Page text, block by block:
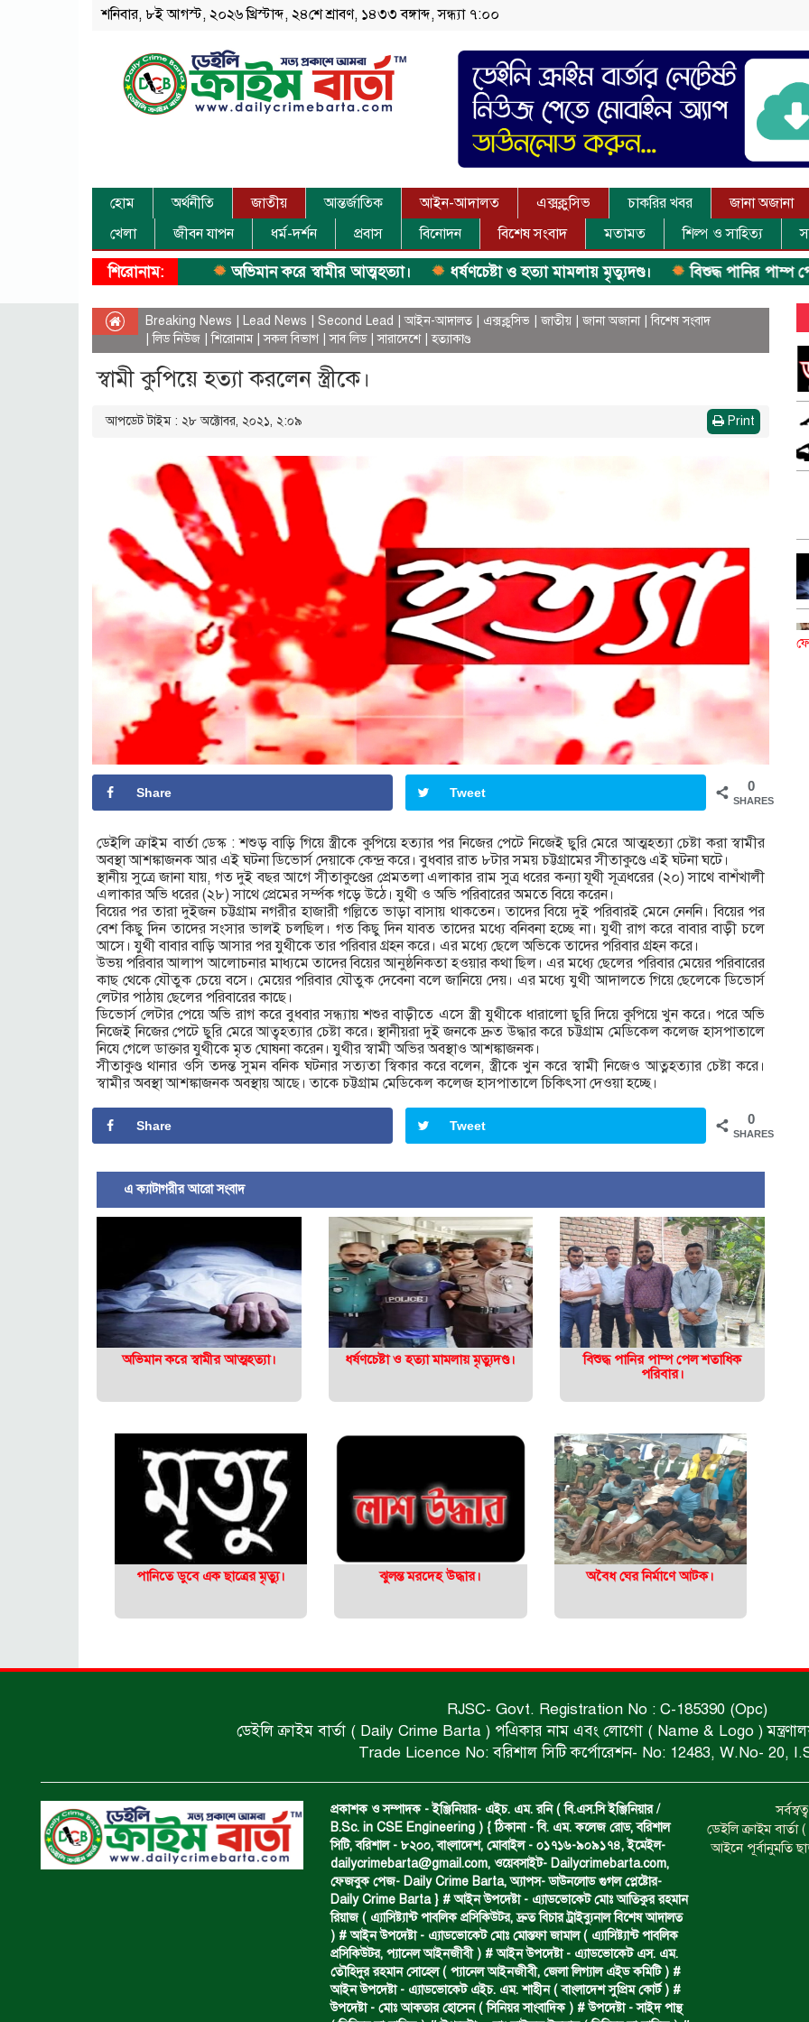
শনিবার, ৮ই আগস্ট, ২০২৬ খ্রিস্টাব্দ, ২৪শে শ্রাবণ, ১৪৩৩ বঙ্গাব্দ, সন্ধ্যা ৭:০০
হোম অর্থনীতি জাতীয় আন্তর্জাতিক আইন-আদালত এক্সক্লুসিভ চাকরির খবর জানা অজানা
খেলা
জীবন যাপন ধর্ম-দর্শন প্রবাস বিনোদন বিশেষ সংবাদ মতামত শিল্প ও সাহিত্য
শিরোনাম: অভিমান করে স্বামীর আত্মহত্যা। ধর্ষণচেষ্টা ও হত্যা মামলায় মৃত্যুদণ্ড। বিশুদ্ধ পানির পাম্প পেল
Breaking News Lead News Second Lead |আইন-আদালত এক্সক্লুসিভ |জাতীয় |জানা অজানা|বিশেষ সংবাদ
|লিড নিউজ |শিরোনাম|সকল বিভাগ|সাব লিড|সারাদেশে|হত্যাকাণ্ড
স্বামী কুপিয়ে হত্যা করলেন স্ত্রীকে।
আপডেট টাইম : ২৮ অক্টোবর, ২০২১, ২:০৯ Print
0
SHARES
Share Tweet
ডেইলি ক্রাইম বার্তা ডেস্ক : শশুড় বাড়ি গিয়ে স্ত্রীকে কুপিয়ে হত্যার পর নিজের পেটে নিজেই ছুরি মেরে আত্মহত্যা চেষ্টা করা স্বামীর
অবস্থা আশঙ্কাজনক আর এই ঘটনা ডিভোর্স দেয়াকে কেন্দ্র করে। বুধবার রাত ৮টার সময় চট্টগ্রামের সীতাকুণ্ডে এই ঘটনা ঘটে।
স্থানীয় সুত্রে জানা যায়, গত দুই বছর আগে সীতাকুণ্ডের প্রেমতলা এলাকার রাম সুত্র ধরের কন্যা যূথী সূত্রধরের (২০) সাথে বাশঁখালী
এলাকার অভি ধরের (২৮) সাথে প্রেমের সর্ম্পক গড়ে উঠে। যুথী ও অভি পরিবারের অমতে বিয়ে করেন।
বিয়ের পর তারা দুইজন চট্টগ্রাম নগরীর হাজারী গল্লিতে ভাড়া বাসায় থাকতেন। তাদের বিয়ে দুই পরিবারই মেনে নেননি। বিয়ের পর
বেশ কিছু দিন তাদের সংসার ভালই চলছিল। গত কিছু দিন যাবত তাদের মধ্যে বনিবনা হচ্ছে না। যুথী রাগ করে বাবার বাড়ী চলে
আসে। যুথী বাবার বাড়ি আসার পর যুথীকে তার পরিবার গ্রহন করে। এর মধ্যে ছেলে অভিকে তাদের পরিবার গ্রহন করে।
উভয় পরিবার আলাপ আলোচনার মাধ্যমে তাদের বিয়ের আনুষ্ঠনিকতা হওয়ার কথা ছিল। এর মধ্যে ছেলের পরিবার মেয়ের পরিবারের
কাছ থেকে যৌতুক চেয়ে বসে। মেয়ের পরিবার যৌতুক দেবেনা বলে জানিয়ে দেয়। এর মধ্যে যুথী আদালতে গিয়ে ছেলেকে ডিভোর্স
লেটার পাঠায় ছেলের পরিবারের কাছে।
ডিভোর্স লেটার পেয়ে অভি রাগ করে বুধবার সন্ধ্যায় শশুর বাড়ীতে এসে স্ত্রী যুথীকে ধারালো ছুরি দিয়ে কুপিয়ে খুন করে। পরে অভি
নিজেই নিজের পেটে ছুরি মেরে আত্বহত্যার চেষ্টা করে। স্থানীয়রা দুই জনকে দ্রুত উদ্ধার করে চট্টগ্রাম মেডিকেল কলেজ হাসপাতালে
নিযে গেলে ডাক্তার যুথীকে মৃত ঘোষনা করেন। যুথীর স্বামী অভির অবস্থাও আশঙ্কাজনক।
সীতাকুণ্ড থানার ওসি তদন্ত সুমন বনিক ঘটনার সত্যতা স্বিকার করে বলেন, স্ত্রীকে খুন করে স্বামী নিজেও আত্নহত্যার চেষ্টা করে।
স্বামীর অবস্থা আশঙ্কাজনক অবস্থায় আছে। তাকে চট্টগ্রাম মেডিকেল কলেজ হাসপাতালে চিকিৎসা দেওয়া হচ্ছে।
0
SHARES
Share Tweet
এ ক্যাটাগরীর আরো সংবাদ
অভিমান করে স্বামীর আত্মহত্যা। ধর্ষণচেষ্টা ও হত্যা মামলায় মৃত্যুদণ্ড।
বিশুদ্ধ পানির পাম্প পেল শতাধিক
পরিবার।
পানিতে ডুবে এক ছাত্রের মৃত্যু। ঝুলন্ত মরদেহ উদ্ধার। অবৈধ ঘের নির্মাণে আটক।
RJSC- Govt. Registration No : C-185390 (Opc)
ডেইলি ক্রাইম বার্তা ( Daily Crime Barta ) পএিকার নাম এবং লোগো ( Name & Logo ) মন্ত্রণালয়
Trade Licence No: বরিশাল সিটি কর্পোরেশন- No: 12483, W.No- 20,
প্রকাশক ও সম্পাদক - ইঞ্জিনিয়ার- এইচ. এম. রনি ( বি.এস.সি ইঞ্জিনিয়ার /
B.Sc. in CSE Engineering ) { ঠিকানা - বি. এম. কলেজ রোড, বরিশাল
সিটি, বরিশাল - ৮২০০, বাংলাদেশ, মোবাইল - ০১৭১৬-৯০৯১৭৪, ইমেইল-
dailycrimebarta@gmail.com, ওয়েবসাইট- Dailycrimebarta.com,
ফেজবুক পেজ- Daily Crime Barta, অ‍্যাপস- ডাউনলোড গুগল প্লেষ্টোর-
Daily Crime Barta } # আইন উপদেষ্টা - এ্যাডভোকেট মোঃ আতিকুর রহমান
রিয়াজ ( এ‍্যাসিষ্ট‍্যান্ট পাবলিক প্রসিকিউটর, দ্রুত বিচার ট্রাইব্যুনাল বিশেষ আদালত
) # আইন উপদেষ্টা - এ্যাডভোকেট মোঃ মোস্তফা জামাল ( এ‍্যাসিষ্ট‍্যান্ট পাবলিক
প্রসিকিউটর, প‍্যানেল আইনজীবী ) # আইন উপদেষ্টা - এ্যাডভোকেট এস. এম.
তৌহিদুর রহমান সোহেল ( প‍্যানেল আইনজীবী, জেলা লিগ্যাল এইড কমিটি ) #
আইন উপদেষ্টা - এ্যাডভোকেট এইচ. এম. শাহীন ( বাংলাদেশ সুপ্রিম কোর্ট ) #
উপদেষ্টা - মোঃ আকতার হোসেন ( সিনিয়র সাংবাদিক ) # উপদেষ্টা - সাইদ পান্থ
ডেইলি ক্রাইম
আইনে পূর্বানুমতি